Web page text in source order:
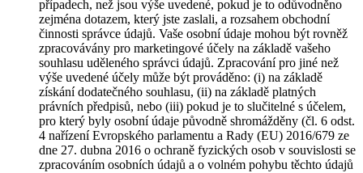
případech, než jsou výše uvedené, pokud je to odůvodněno
zejména dotazem, který jste zaslali, a rozsahem obchodní
činnosti správce údajů. Vaše osobní údaje mohou být rovněž
zpracovávány pro marketingové účely na základě vašeho
souhlasu uděleného správci údajů. Zpracování pro jiné než
výše uvedené účely může být prováděno: (i) na základě
získání dodatečného souhlasu, (ii) na základě platných
právních předpisů, nebo (iii) pokud je to slučitelné s účelem,
pro který byly osobní údaje původně shromážděny (čl. 6 odst.
4 nařízení Evropského parlamentu a Rady (EU) 2016/679 ze
dne 27. dubna 2016 o ochraně fyzických osob v souvislosti se
zpracováním osobních údajů a o volném pohybu těchto údajů